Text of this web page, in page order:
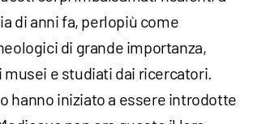
di anni fa, perlopiù come
di grande importanza,
e studiati dai ricercatori.
hanno iniziato a essere introdotte